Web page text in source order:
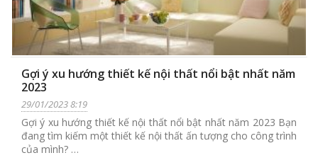
Gợi ý xu hướng thiết kế nội thất nổi bật nhất năm
2023
29/01/2023 8:19
Gợi ý xu hướng thiết kế nội thất nổi bật nhất năm 2023 Bạn
đang tìm kiếm một thiết kế nội thất ấn tượng cho công trình
của mình? …